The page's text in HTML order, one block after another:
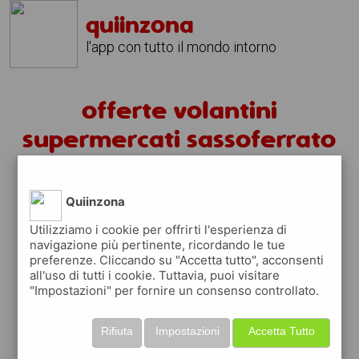
quiinzona
l'app con tutto il mondo intorno
offerte volantini
supermercati sassoferrato
sfogliagratisi volantinidei supermercati a
sassoferratoin modo faciledal tuo cellulare
scopri le offerte in corso nei punti vendita
grazie ai volantini nella città disassoferrato
Quiinzona
Utilizziamo i cookie per offrirti l'esperienza di
navigazione più pertinente, ricordando le tue
preferenze. Cliccando su "Accetta tutto", acconsenti
all'uso di tutti i cookie. Tuttavia, puoi visitare
"Impostazioni" per fornire un consenso controllato.
Accetta Tutto
Impostazioni
Rifiuta